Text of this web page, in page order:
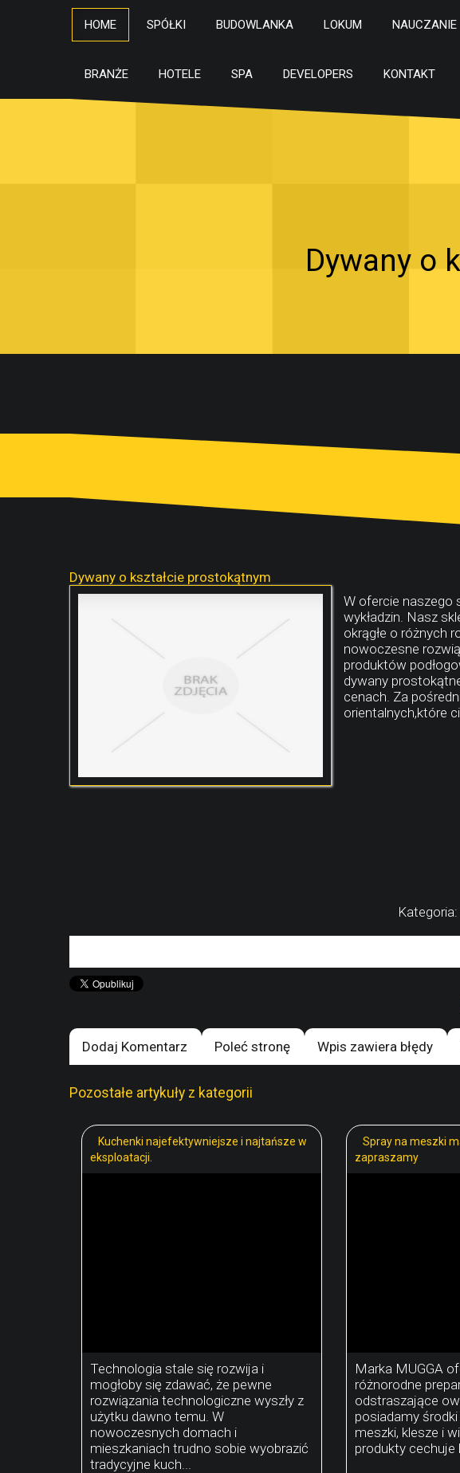
HOME SPÓŁKI BUDOWLANKA LOKUM NAUCZANIE
BRANŻE HOTELE SPA DEVELOPERS KONTAKT
Dywany o
Dywany o kształcie prostokątnym
W ofercie naszego
wykładzin. Nasz
okrągłe o różnych
nowoczesne
produktów
dywany
cenach. Za
orientalnych,które
Dodaj Komentarz Poleć stronę Wpis zawiera błędy
Pozostałe artykuły z kategorii
Kuchenki najefektywniejsze i najtańsze w
eksploatacji.
Technologia stale się rozwija i
mogłoby się zdawać, że pewne
rozwiązania technologiczne wyszły z
użytku dawno temu. W
nowoczesnych domach i
mieszkaniach trudno sobie wyobrazić
tradycyjne kuch...
Spray na meszki
zapraszamy
Marka MUGGA
różnorodne
odstraszające
posiadamy
meszki, klesze i
produkty cechuje